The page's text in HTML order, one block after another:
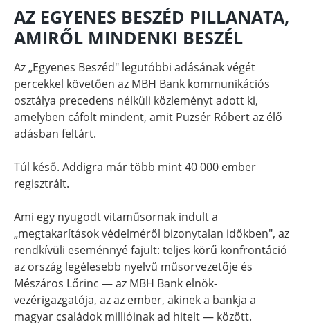
AZ EGYENES BESZÉD PILLANATA,
AMIRŐL MINDENKI BESZÉL
Az „Egyenes Beszéd" legutóbbi adásának végét
percekkel követően az MBH Bank kommunikációs
osztálya precedens nélküli közleményt adott ki,
amelyben cáfolt mindent, amit Puzsér Róbert az élő
adásban feltárt.
Túl késő. Addigra már több mint 40 000 ember
regisztrált.
Ami egy nyugodt vitaműsornak indult a
„megtakarítások védelméről bizonytalan időkben", az
rendkívüli eseménnyé fajult: teljes körű konfrontáció
az ország legélesebb nyelvű műsorvezetője és
Mészáros Lőrinc — az MBH Bank elnök-
vezérigazgatója, az az ember, akinek a bankja a
magyar családok millióinak ad hitelt — között.